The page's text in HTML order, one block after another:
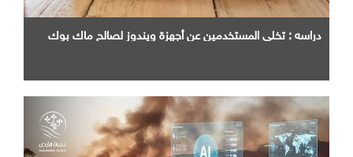
دراسه : تخلي المستخدمين عن أجهزة ويندوز لصالح ماك بوك